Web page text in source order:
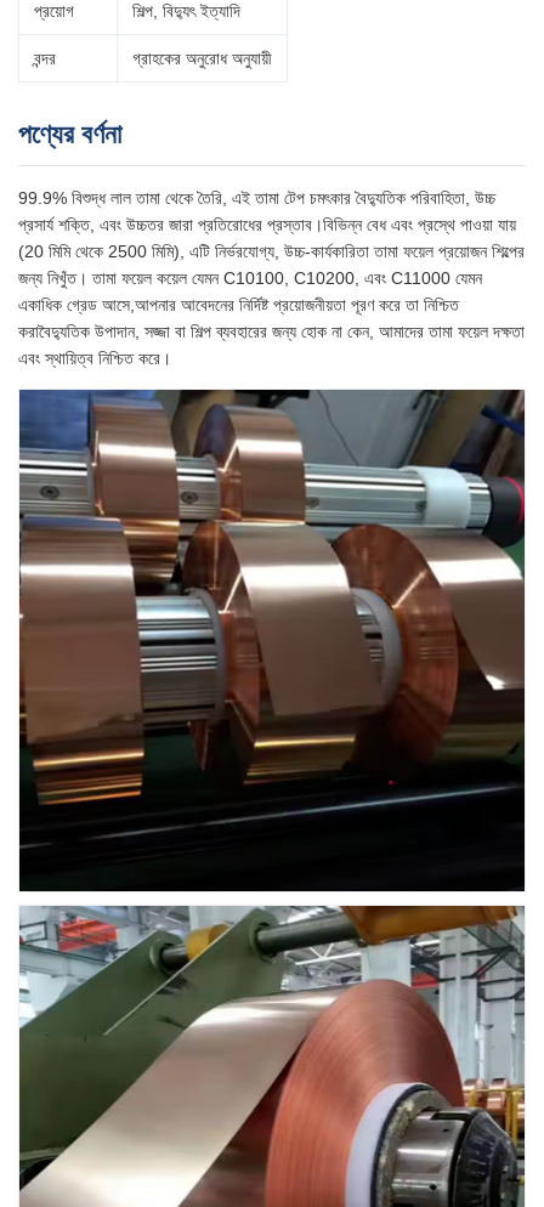
প্রয়োগ শিল্প, বিদ্যুৎ ইত্যাদি
বন্দর গ্রাহকের অনুরোধ অনুযায়ী
পণ্যের বর্ণনা
99.9% বিশুদ্ধ লাল তামা থেকে তৈরি, এই তামা টেপ চমৎকার বৈদ্যুতিক পরিবাহিতা, উচ্চ
প্রসার্য শক্তি, এবং উচ্চতর জারা প্রতিরোধের প্রস্তাব।বিভিন্ন বেধ এবং প্রস্থে পাওয়া যায়
(20 মিমি থেকে 2500 মিমি), এটি নির্ভরযোগ্য, উচ্চ-কার্যকারিতা তামা ফয়েল প্রয়োজন শিল্পের
জন্য নিখুঁত। তামা ফয়েল কয়েল যেমন C10100, C10200, এবং C11000 যেমন
একাধিক গ্রেড আসে,আপনার আবেদনের নির্দিষ্ট প্রয়োজনীয়তা পূরণ করে তা নিশ্চিত
করাবৈদ্যুতিক উপাদান, সজ্জা বা শিল্প ব্যবহারের জন্য হোক না কেন, আমাদের তামা ফয়েল দক্ষতা
এবং স্থায়িত্ব নিশ্চিত করে।